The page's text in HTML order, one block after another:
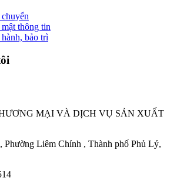
thông tin
bảo trì
MẠI VÀ DỊCH VỤ SẢN XUẤT
Phường Liêm Chính , Thành phố Phủ Lý,